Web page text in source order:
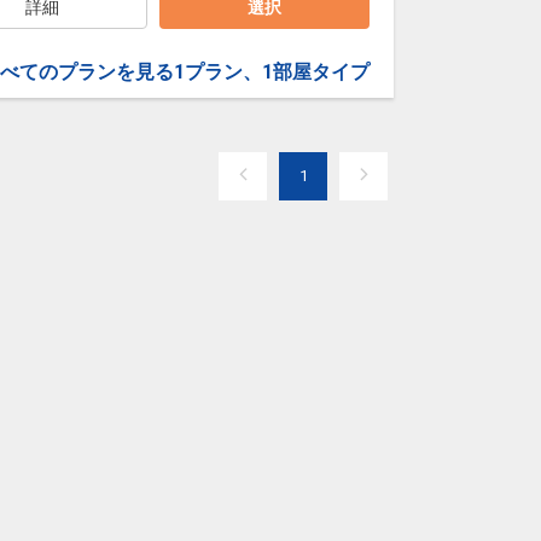
詳細 選択
てのプランを見る1プラン、1部屋タイプ
1